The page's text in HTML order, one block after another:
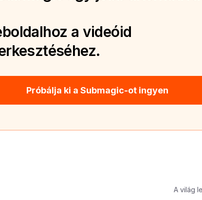
a videóid
Próbálja ki a Submagic-ot ingyen
A világ